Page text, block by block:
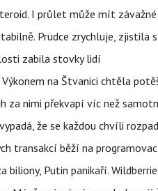
I průlet může mít
Prudce zrychluje, zjistila
zabila stovky lidí
Výkonem na Štvanici chtěla
za nimi překvapí víc než
že se každou chvíli
transakcí běží na
biliony, Putin panikaří.